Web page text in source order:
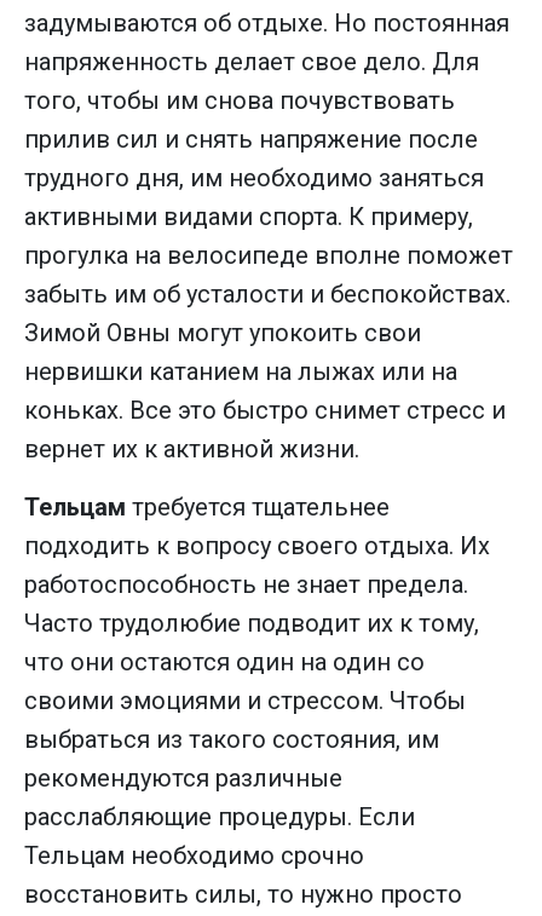
задумываются об отдыхе. Но постоянная
напряженность делает свое дело. Для
того, чтобы им снова почувствовать
прилив сил и снять напряжение после
трудного дня, им необходимо заняться
активными видами спорта. К примеру,
прогулка на велосипеде вполне поможет
забыть им об усталости и беспокойствах.
Зимой Овны могут упокоить свои
нервишки катанием на лыжах или на
коньках. Все это быстро снимет стресс и
вернет их к активной жизни.
Тельцам требуется тщательнее
подходить к вопросу своего отдыха. Их
работоспособность не знает предела.
Часто трудолюбие подводит их к тому,
что они остаются один на один со
своими эмоциями и стрессом. Чтобы
выбраться из такого состояния, им
рекомендуются различные
расслабляющие процедуры. Если
Тельцам необходимо срочно
восстановить силы, то нужно просто